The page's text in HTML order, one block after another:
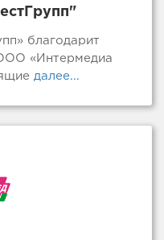
благодарит
«Интермедиа
далее...